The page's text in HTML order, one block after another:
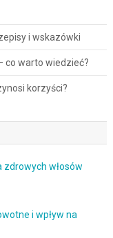
i wskazówki
co warto wiedzieć?
korzyści?
zdrowych włosów
i wpływ na